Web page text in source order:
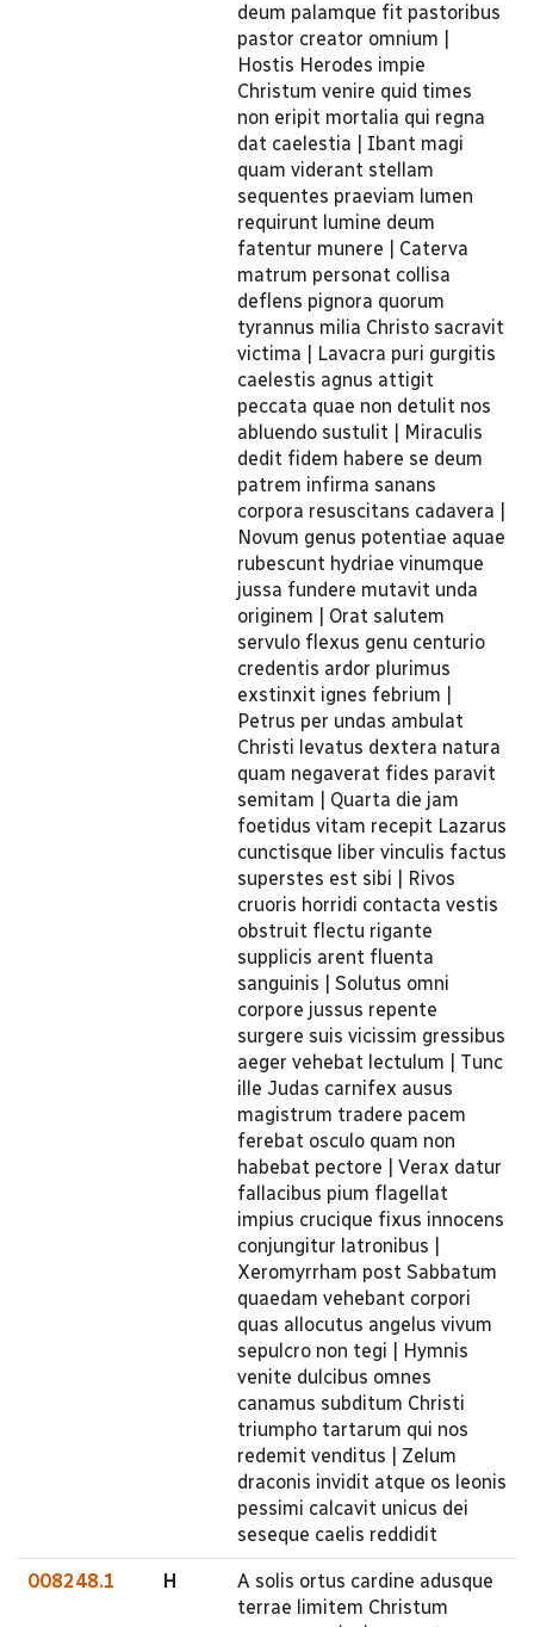
deum palamque fit pastoribus
pastor creator omnium |
Hostis Herodes impie
Christum venire quid times
non eripit mortalia qui regna
dat caelestia | Ibant magi
quam viderant stellam
sequentes praeviam lumen
requirunt lumine deum
fatentur munere | Caterva
matrum personat collisa
deflens pignora quorum
tyrannus milia Christo sacravit
victima | Lavacra puri gurgitis
caelestis agnus attigit
peccata quae non detulit nos
abluendo sustulit | Miraculis
dedit fidem habere se deum
patrem infirma sanans
corpora resuscitans cadavera |
Novum genus potentiae aquae
rubescunt hydriae vinumque
jussa fundere mutavit unda
originem | Orat salutem
servulo flexus genu centurio
credentis ardor plurimus
exstinxit ignes febrium |
Petrus per undas ambulat
Christi levatus dextera natura
quam negaverat fides paravit
semitam | Quarta die jam
foetidus vitam recepit Lazarus
cunctisque liber vinculis factus
superstes est sibi | Rivos
cruoris horridi contacta vestis
obstruit flectu rigante
supplicis arent fluenta
sanguinis | Solutus omni
corpore jussus repente
surgere suis vicissim gressibus
aeger vehebat lectulum | Tunc
ille Judas carnifex ausus
magistrum tradere pacem
ferebat osculo quam non
habebat pectore | Verax datur
fallacibus pium flagellat
impius crucique fixus innocens
conjungitur latronibus |
Xeromyrrham post Sabbatum
quaedam vehebant corpori
quas allocutus angelus vivum
sepulcro non tegi | Hymnis
venite dulcibus omnes
canamus subditum Christi
triumpho tartarum qui nos
redemit venditus | Zelum
draconis invidit atque os leonis
pessimi calcavit unicus dei
seseque caelis reddidit
008248.1 H
A solis ortus cardine adusque
terrae limitem Christum